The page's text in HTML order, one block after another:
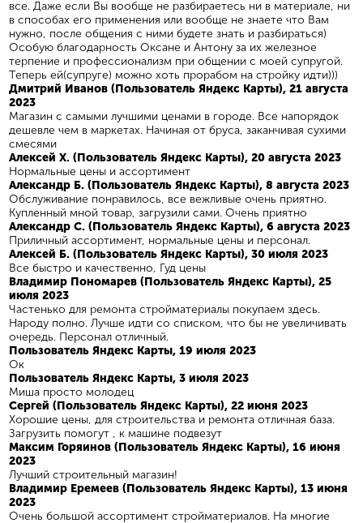
все. Даже если Вы вообще не разбираетесь ни в материале, ни
в способах его применения или вообще не знаете что Вам
нужно, после общения с ними будете знать и разбираться)
Особую благодарность Оксане и Антону за их железное
терпение и профессионализм при общении с моей супругой.
Теперь ей(супруге) можно хоть прорабом на стройку идти)))
Дмитрий Иванов (Пользователь Яндекс Карты), 21 августа
2023
Магазин с самыми лучшими ценами в городе. Все напорядок
дешевле чем в маркетах. Начиная от бруса, заканчивая сухими
смесями
Алексей Х. (Пользователь Яндекс Карты), 20 августа 2023
Нормальные цены и ассортимент
Александр Б. (Пользователь Яндекс Карты), 8 августа 2023
Обслуживание понравилось, все вежливые очень приятно.
Купленный мной товар, загрузили сами. Очень приятно
Александр С. (Пользователь Яндекс Карты), 6 августа 2023
Приличный ассортимент, нормальные цены и персонал.
Алексей Б. (Пользователь Яндекс Карты), 30 июля 2023
Все быстро и качественно, Гуд цены
Владимир Пономарев (Пользователь Яндекс Карты), 25
июля 2023
Частенько для ремонта стройматериалы покупаем здесь.
Народу полно. Лучше идти со списком, что бы не увеличивать
очередь. Персонал отличный.
Пользователь Яндекс Карты, 19 июля 2023
Ок
Пользователь Яндекс Карты, 3 июля 2023
Миша просто молодец
Сергей (Пользователь Яндекс Карты), 22 июня 2023
Хорошие цены, для строительства и ремонта отличная база.
Загрузить помогут , к машине подвезут
Максим Горяинов (Пользователь Яндекс Карты), 16 июня
2023
Лучший строительный магазин!
Владимир Еремеев (Пользователь Яндекс Карты), 13 июня
2023
Очень большой ассортимент стройматериалов. На многие